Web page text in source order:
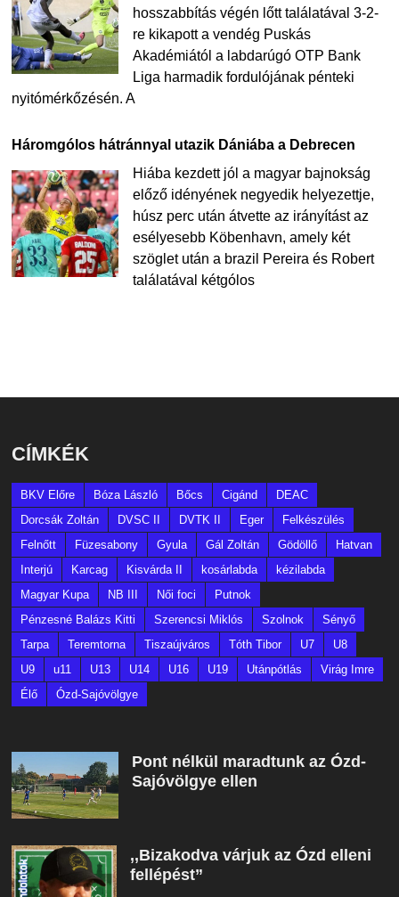
hosszabbítás végén lőtt találatával 3-2-
re kikapott a vendég Puskás
Akadémiától a labdarúgó OTP Bank
Liga harmadik fordulójának pénteki
nyitómérkőzésén. A
Háromgólos hátránnyal utazik Dániába a Debrecen
Hiába kezdett jól a magyar bajnokság
előző idényének negyedik helyezettje,
húsz perc után átvette az irányítást az
esélyesebb Köbenhavn, amely két
szöglet után a brazil Pereira és Robert
találatával kétgólos
CÍMKÉK
BKV Előre Bóza László Bőcs Cigánd
DEAC
Dorcsák Zoltán
DVSC II DVTK II Eger
Felkészülés
Felnőtt
Füzesabony Gyula Gál Zoltán Gödöllő
Hatvan
Interjú
Karcag Kisvárda II kosárlabda
kézilabda
Magyar Kupa
NB III Női foci
Putnok
Pénzesné Balázs Kitti
Szerencsi Miklós Szolnok
Sényő
Tarpa
Teremtorna Tiszaújváros Tóth Tibor U7
U8
U9
u11 U13 U14 U16 U19 Utánpótlás
Virág Imre
Élő
Ózd-Sajóvölgye
Pont nélkül maradtunk az Ózd-
Sajóvölgye ellen
,,Bizakodva várjuk az Ózd elleni
fellépést”